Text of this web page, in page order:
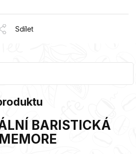
Sdílet
BARISTICKÁ